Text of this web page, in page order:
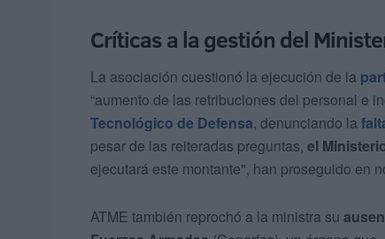
Críticas a la gestión del
La asociación cuestionó la ejecución de la
“aumento de las retribuciones del personal e
Tecnológico de Defensa, denunciando la
pesar de las reiteradas preguntas, el
ejecutará este montante", han proseguido en
ATME también reprochó a la ministra su